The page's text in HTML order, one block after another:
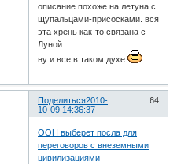
описание похоже на летуна с
щупальцами-присосками. вся
эта хрень как-то связана с
Луной.
ну и все в таком духе
Поделиться 64
2010-
10-09 14:36:37
ООН выберет посла для
переговоров с внеземными
цивилизациями